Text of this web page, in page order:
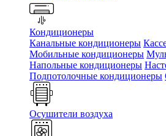
Кондиционеры
Канальные кондиционеры
Мобильные кондиционеры
Напольные кондиционеры
Подпотолочные кондиционеры
Осушители воздуха